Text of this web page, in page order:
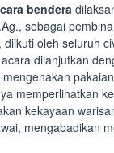
bendera
sebagai
oleh seluruh
dilanjutkan
memperlihatkan
kekayaan
mengabadikan